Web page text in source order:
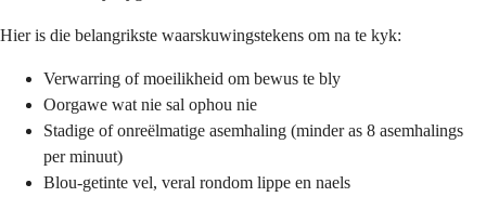
Hier is die belangrikste waarskuwingstekens om na te kyk:
Verwarring of moeilikheid om bewus te bly
Oorgawe wat nie sal ophou nie
Stadige of onreëlmatige asemhaling (minder as 8 asemhalings
per minuut)
Blou-getinte vel, veral rondom lippe en naels